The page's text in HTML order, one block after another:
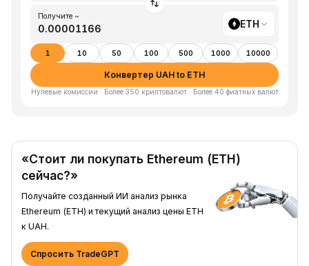
Получите ~
ETH
1 10 50 100 500 1000 10000
Конвертер UAH to ETH
Нулевые комиссии · Более 350 криптовалют · Более 40 фиатных валют
«Стоит ли покупать Ethereum (ETH)
сейчас?»
Получайте созданный ИИ анализ рынка
Ethereum (ETH) и текущий анализ цены ETH
к UAH.
Спросить TradeGPT